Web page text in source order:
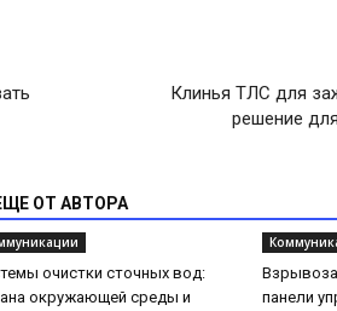
Клинья ТЛС для
решение
ОТ АВТОРА
очистки сточных вод:
окружающей среды и
панели